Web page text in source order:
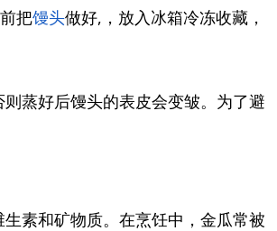
把馒头做好,，放入冰箱冷冻收藏，
蒸好后馒头的表皮会变皱。为了避
素和矿物质。在烹饪中，金瓜常被